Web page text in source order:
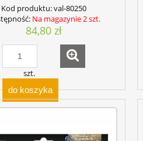
Kod produktu:val-80250
Na magazynie 2 szt.
84,80 zł
szt.
do koszyka